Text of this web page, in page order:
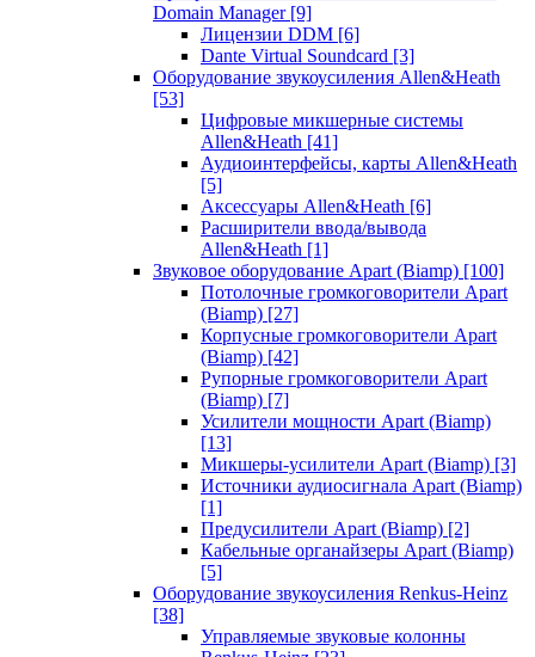
Domain Manager [9]
Лицензии DDM [6]
Dante Virtual Soundcard [3]
Оборудование звукоусиления Allen&Heath
[53]
Цифровые микшерные системы
Allen&Heath [41]
Аудиоинтерфейсы, карты Allen&Heath
[5]
Аксессуары Allen&Heath [6]
Расширители ввода/вывода
Allen&Heath [1]
Звуковое оборудование Apart (Biamp) [100]
Потолочные громкоговорители Apart
(Biamp) [27]
Корпусные громкоговорители Apart
(Biamp) [42]
Рупорные громкоговорители Apart
(Biamp) [7]
Усилители мощности Apart (Biamp)
[13]
Микшеры-усилители Apart (Biamp) [3]
Источники аудиосигнала Apart (Biamp)
[1]
Предусилители Apart (Biamp) [2]
Кабельные органайзеры Apart (Biamp)
[5]
Оборудование звукоусиления Renkus-Heinz
[38]
Управляемые звуковые колонны